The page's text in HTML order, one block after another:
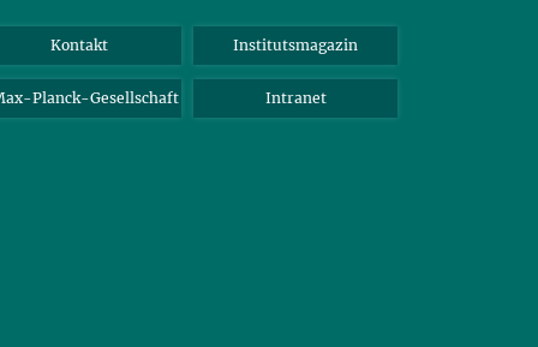
Kontakt Institutsmagazin
Planck-Gesellschaft Intranet